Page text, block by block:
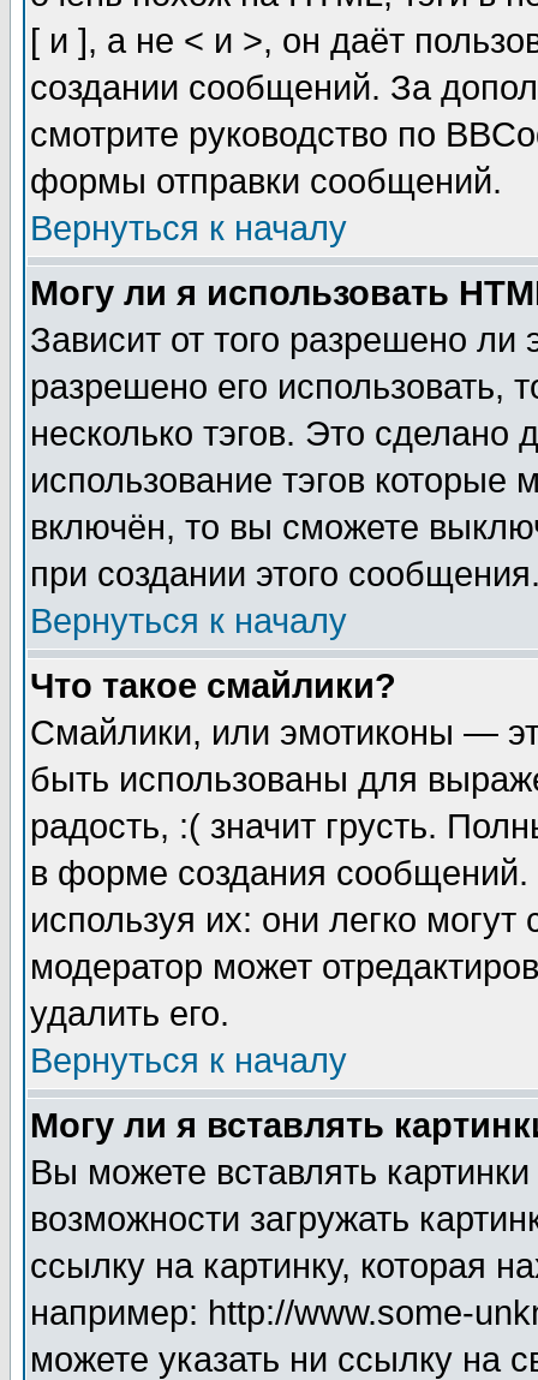
[ и ], а не < и >, он даёт
создании сообщений. За
смотрите руководство по
формы отправки сообщений.
Вернуться к началу
Могу ли я использовать
Зависит от того разрешено
разрешено его использовать,
несколько тэгов. Это сделано
использование тэгов
включён, то вы сможете
при создании этого
Вернуться к началу
Что такое смайлики?
Смайлики, или эмотиконы —
быть использованы для
радость, :( значит грусть.
в форме создания сообщений.
используя их: они легко
модератор может
удалить его.
Вернуться к началу
Могу ли я вставлять
Вы можете вставлять
возможности загружать
ссылку на картинку, которая
например: http://www.some-
можете указать ни ссылку на